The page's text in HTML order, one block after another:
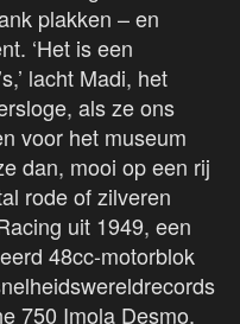
plakken – en
‘Het is een
lacht Madi, het
als ze ons
voor het museum
dan, mooi op een rij
rode of zilveren
uit 1949, een
48cc-motorblok
750 Imola Desmo,